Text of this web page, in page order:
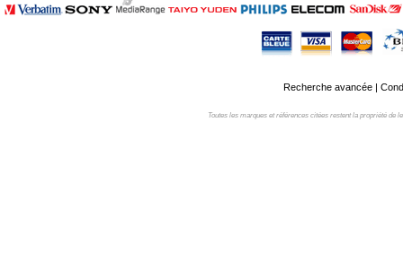
Recherche avancée|
Toutes les marques et références citées restent la propriété de